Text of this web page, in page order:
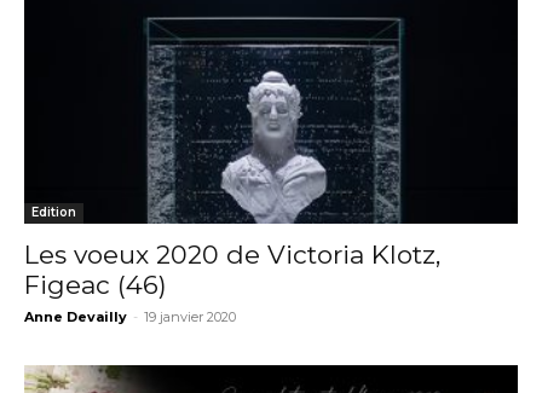
Edition
Les voeux 2020 de Victoria Klotz,
Figeac (46)
Anne Devailly - 19 janvier 2020